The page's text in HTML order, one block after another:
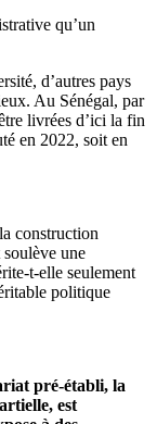
qu’un
d’autres pays
Au Sénégal, par
livrées d’ici la fin
en 2022, soit en
construction
une
t-elle seulement
politique
pré-établi, la
est